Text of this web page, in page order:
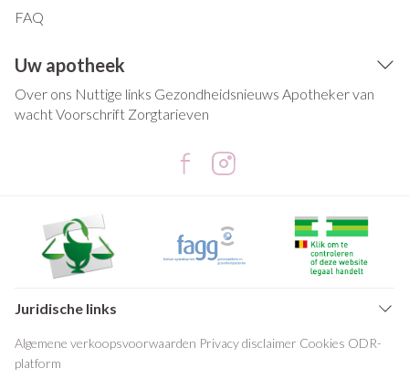
FAQ
Uw apotheek
Over ons Nuttige links Gezondheidsnieuws Apotheker van
wachtVoorschrift Zorgtarieven
Juridische links
Algemene verkoopsvoorwaarden Privacy disclaimer Cookies ODR-
platform